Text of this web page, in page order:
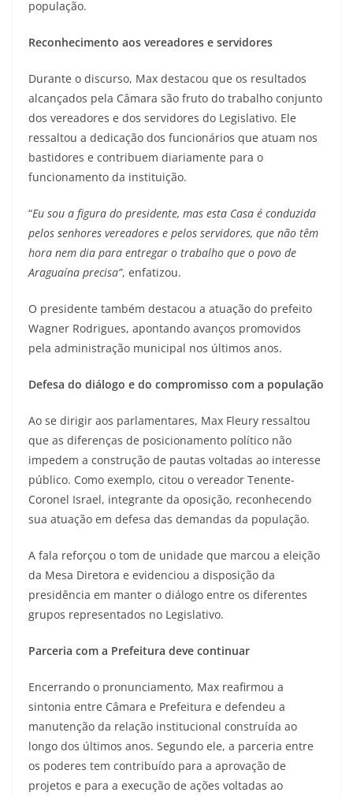
população.
Reconhecimento aos vereadores e servidores
Durante o discurso, Max destacou que os resultados
alcançados pela Câmara são fruto do trabalho conjunto
dos vereadores e dos servidores do Legislativo. Ele
ressaltou a dedicação dos funcionários que atuam nos
bastidores e contribuem diariamente para o
funcionamento da instituição.
“Eu sou a figura do presidente, mas esta Casa é conduzida
pelos senhores vereadores e pelos servidores, que não têm
hora nem dia para entregar o trabalho que o povo de
Araguaína precisa”, enfatizou.
O presidente também destacou a atuação do prefeito
Wagner Rodrigues, apontando avanços promovidos
pela administração municipal nos últimos anos.
Defesa do diálogo e do compromisso com a população
Ao se dirigir aos parlamentares, Max Fleury ressaltou
que as diferenças de posicionamento político não
impedem a construção de pautas voltadas ao interesse
público. Como exemplo, citou o vereador Tenente-
Coronel Israel, integrante da oposição, reconhecendo
sua atuação em defesa das demandas da população.
A fala reforçou o tom de unidade que marcou a eleição
da Mesa Diretora e evidenciou a disposição da
presidência em manter o diálogo entre os diferentes
grupos representados no Legislativo.
Parceria com a Prefeitura deve continuar
Encerrando o pronunciamento, Max reafirmou a
sintonia entre Câmara e Prefeitura e defendeu a
manutenção da relação institucional construída ao
longo dos últimos anos. Segundo ele, a parceria entre
os poderes tem contribuído para a aprovação de
projetos e para a execução de ações voltadas ao